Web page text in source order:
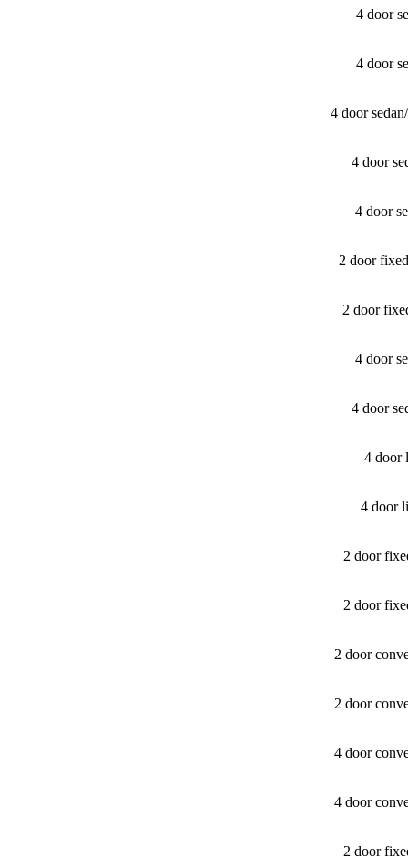
4 door
4 door
4 door
4 door
4 door
2 door
2 door
4 door
4 door
4 door
4 door
2 door
2 door
2 door
2 door
4 door
4 door
2 door